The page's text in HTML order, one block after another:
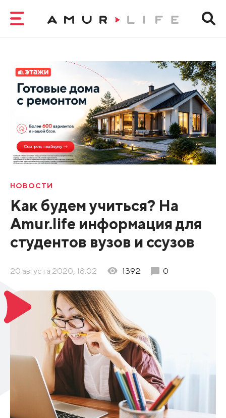
НОВОСТИ
Как будем учиться? На
Amur.life информация для
студентов вузов и ссузов
20 августа 2020, 18:02 1392 0